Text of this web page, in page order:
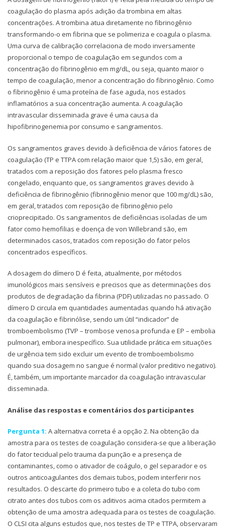
coagulação do plasma após adição da trombina em altas
concentrações. A trombina atua diretamente no fibrinogênio
transformando-o em fibrina que se polimeriza e coagula o plasma.
Uma curva de calibração correlaciona de modo inversamente
proporcional o tempo de coagulação em segundos com a
concentração do fibrinogênio em mg/dL, ou seja, quanto maior o
tempo de coagulação, menor a concentração do fibrinogênio. Como
o fibrinogênio é uma proteína de fase aguda, nos estados
inflamatórios a sua concentração aumenta. A coagulação
intravascular disseminada grave é uma causa da
hipofibrinogenemia por consumo e sangramentos.
Os sangramentos graves devido à deficiência de vários fatores de
coagulação (TP e TTPA com relação maior que 1,5) são, em geral,
tratados com a reposição dos fatores pelo plasma fresco
congelado, enquanto que, os sangramentos graves devido à
deficiência de fibrinogênio (fibrinogênio menor que 100 mg/dL) são,
em geral, tratados com reposição de fibrinogênio pelo
crioprecipitado. Os sangramentos de deficiências isoladas de um
fator como hemofilias e doença de von Willebrand são, em
determinados casos, tratados com reposição do fator pelos
concentrados específicos.
A dosagem do dímero D é feita, atualmente, por métodos
imunológicos mais sensíveis e precisos que as determinações dos
produtos de degradação da fibrina (PDF) utilizadas no passado. O
dímero D circula em quantidades aumentadas quando há ativação
da coagulação e fibrinólise, sendo um útil “indicador” de
tromboembolismo (TVP – trombose venosa profunda e EP – embolia
pulmonar), embora inespecífico. Sua utilidade prática em situações
de urgência tem sido excluir um evento de tromboembolismo
quando sua dosagem no sangue é normal (valor preditivo negativo).
É, também, um importante marcador da coagulação intravascular
disseminada.
Análise das respostas e comentários dos participantes
Pergunta 1: A alternativa correta é a opção 2. Na obtenção da
amostra para os testes de coagulação considera-se que a liberação
do fator tecidual pelo trauma da punção e a presença de
contaminantes, como o ativador de coágulo, o gel separador e os
outros anticoagulantes dos demais tubos, podem interferir nos
resultados. O descarte do primeiro tubo e a coleta do tubo com
citrato antes dos tubos com os aditivos acima citados permitem a
obtenção de uma amostra adequada para os testes de coagulação.
O CLSI cita alguns estudos que, nos testes de TP e TTPA, observaram